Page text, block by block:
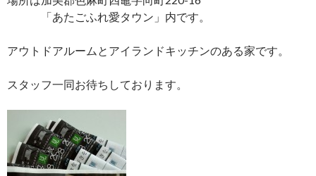
「あたごふれ愛タウン」内です。
アウトドアルームとアイランドキッチンのある家です。
スタッフ一同お待ちしております。